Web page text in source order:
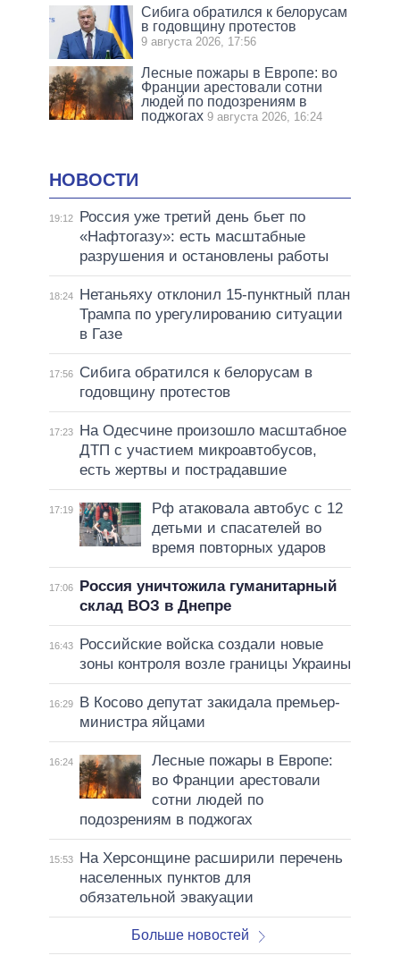
Сибига обратился к белорусам
в годовщину протестов
9 августа 2026, 17:56
Лесные пожары в Европе: во
Франции арестовали сотни
людей по подозрениям в
поджогах 9 августа 2026, 16:24
НОВОСТИ
19:12
Россия уже третий день бьет по
«Нафтогазу»: есть масштабные
разрушения и остановлены работы
18:24
Нетаньяху отклонил 15-пунктный план
Трампа по урегулированию ситуации
в Газе
17:56
Сибига обратился к белорусам в
годовщину протестов
17:23
На Одесчине произошло масштабное
ДТП с участием микроавтобусов,
есть жертвы и пострадавшие
17:19
Рф атаковала автобус с 12
детьми и спасателей во
время повторных ударов
17:06
Россия уничтожила гуманитарный
склад ВОЗ в Днепре
16:43
Российские войска создали новые
зоны контроля возле границы Украины
16:29
В Косово депутат закидала премьер-
министра яйцами
16:24
Лесные пожары в Европе:
во Франции арестовали
сотни людей по
подозрениям в поджогах
15:53
На Херсонщине расширили перечень
населенных пунктов для
обязательной эвакуации
Больше новостей